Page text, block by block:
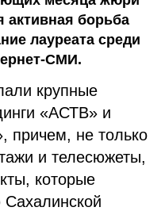
активная борьба
лауреата среди
СМИ.
крупные
«АСТВ» и
причем, не только
и телесюжеты,
которые